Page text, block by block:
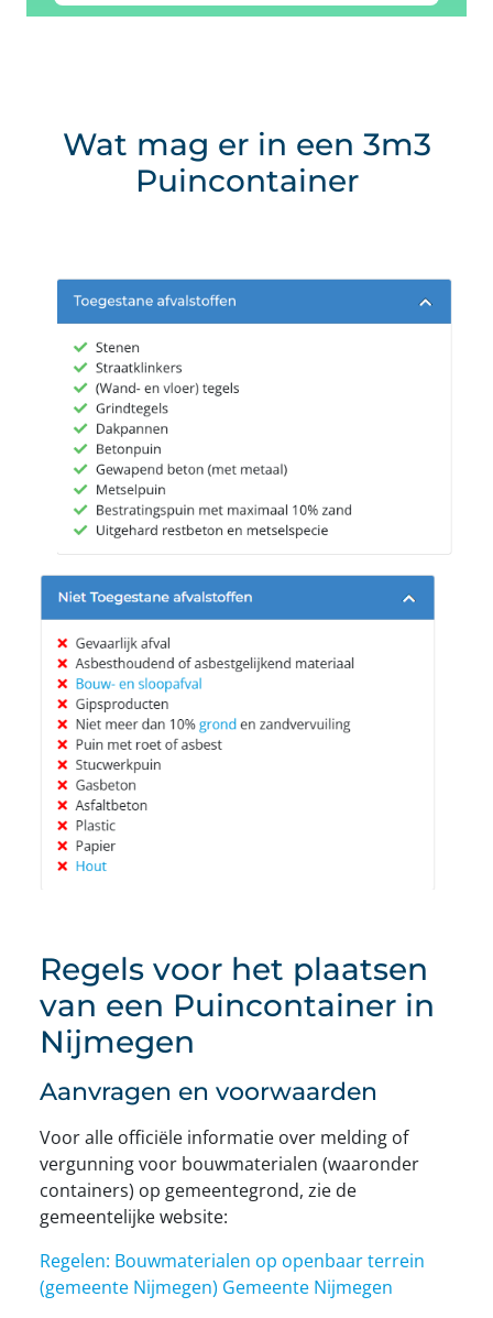
Wat mag er in een 3m3
Puincontainer
Regels voor het plaatsen
van een Puincontainer in
Nijmegen
Aanvragen en voorwaarden
Voor alle officiële informatie over melding of
vergunning voor bouwmaterialen (waaronder
containers) op gemeentegrond, zie de
gemeentelijke website:
Regelen: Bouwmaterialen op openbaar terrein
(gemeente Nijmegen) Gemeente Nijmegen